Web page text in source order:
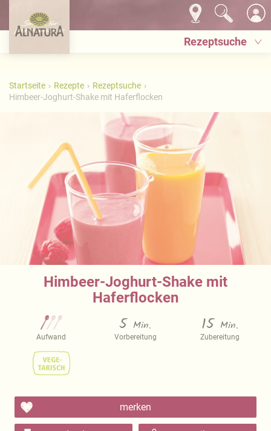
Rezeptsuche
Startseite Rezepte
Rezeptsuche
Himbeer-Joghurt-Shake mit Haferflocken
Himbeer-Joghurt-Shake mit
Haferflocken
Aufwand
5 Min.
Vorbereitung
15 Min.
Zubereitung
merken